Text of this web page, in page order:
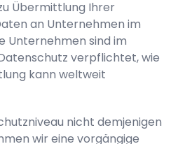
Übermittlung Ihrer
an Unternehmen im
Unternehmen sind im
verpflichtet, wie
kann weltweit
nicht demjenigen
wir eine vorgängige